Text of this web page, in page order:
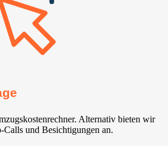
Alternativ bieten wir
Calls und Besichtigungen an.